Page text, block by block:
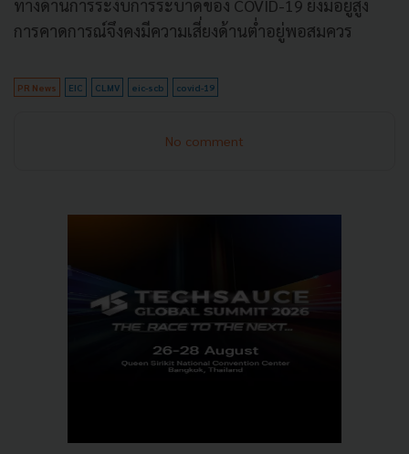
ทางด้านการระงับการระบาดของ COVID-19 ยังมีอยู่สูง
การคาดการณ์จึงคงมีความเสี่ยงด้านต่ำอยู่พอสมควร
PR News EIC CLMV eic-scb covid-19
No comment